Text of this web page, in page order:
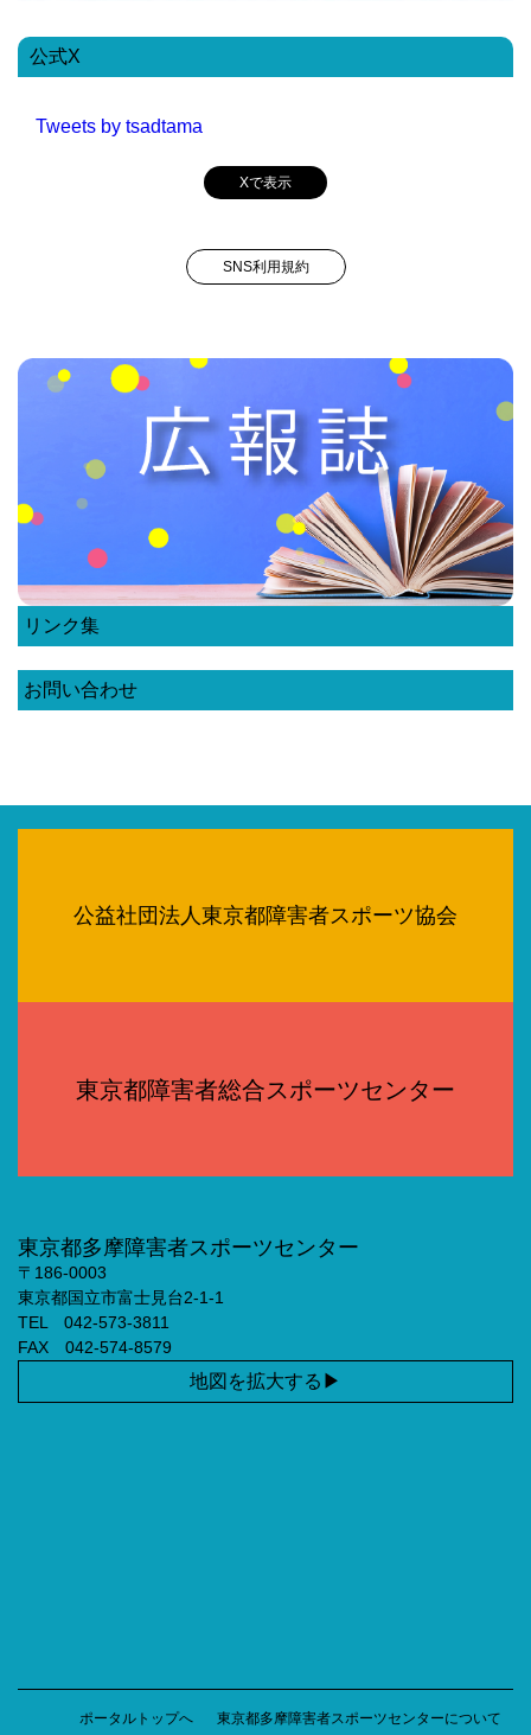
公式X
Tweets by tsadtama
Xで表示
SNS利用規約
リンク集
お問い合わせ
公益社団法人東京都障害者スポーツ協会
東京都障害者総合スポーツセンター
東京都多摩障害者スポーツセンター
〒186-0003
東京都国立市富士見台2-1-1
TEL 042-573-3811
FAX 042-574-8579
地図を拡大する
ポータルトップへ 東京都多摩障害者スポーツセンターについて